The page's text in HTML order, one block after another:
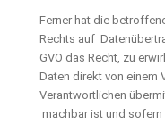
Ferner hat die
Rechts auf
GVO das Recht, zu
Daten direkt von einem
Verantwortlichen
machbar ist und sofern